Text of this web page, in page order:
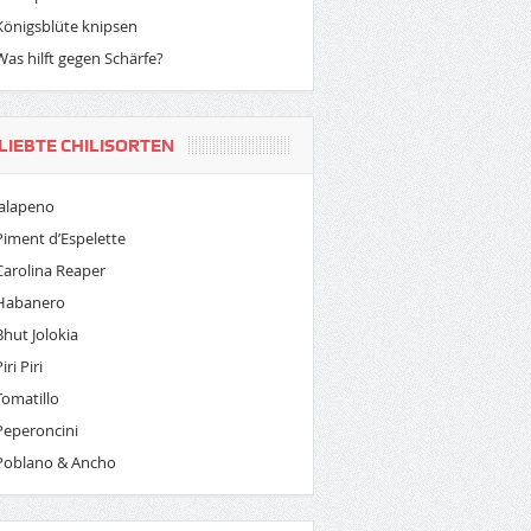
knipsen
hilft gegen Schärfe?
CHILISORTEN
d’Espelette
Reaper
Jolokia
Piri
& Ancho